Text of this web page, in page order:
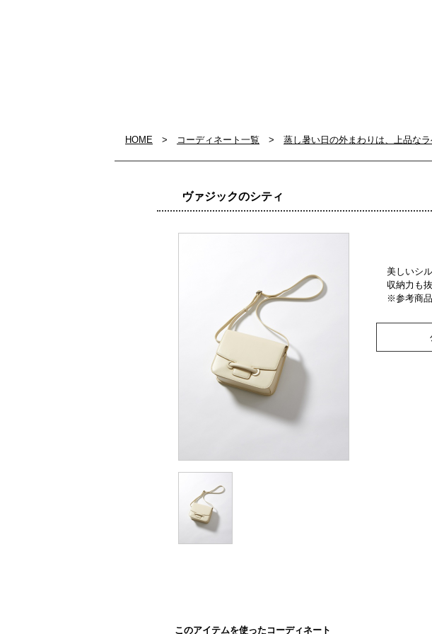
HOME > コーディネート一覧 > 蒸し暑い日の外まわりは、上品な
ヴァジックのシティ
美しいシ
収納力も
※参考商品
このアイテムを使ったコーディネート